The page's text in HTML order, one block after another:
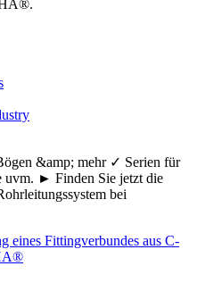
&amp; mehr ✓ Serien für
uvm. ► Finden Sie jetzt die
bei